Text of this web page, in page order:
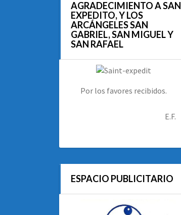
AGRADECIMIENTO A SAN
EXPEDITO, Y LOS
ARCÁNGELES SAN
GABRIEL, SAN MIGUEL Y
SAN RAFAEL
Por los favores recibidos.
E.F.
ESPACIO PUBLICITARIO